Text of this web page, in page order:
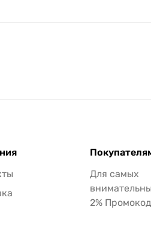
Для самых
2%